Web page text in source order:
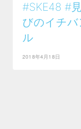
#SKE48 #
びのイチバ
ル
2018年4月18日